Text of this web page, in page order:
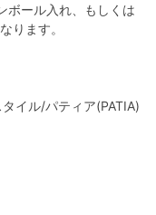
イル/パティア(PATIA)
ボール入れ、もしくは
ります。